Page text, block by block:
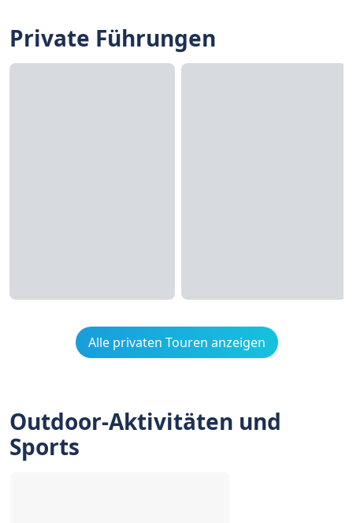
Private Führungen
Alle privaten Touren anzeigen
Outdoor-Aktivitäten und
Sports